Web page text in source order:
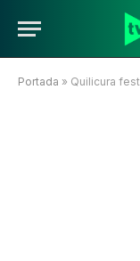
Portada » Quilicura festeja